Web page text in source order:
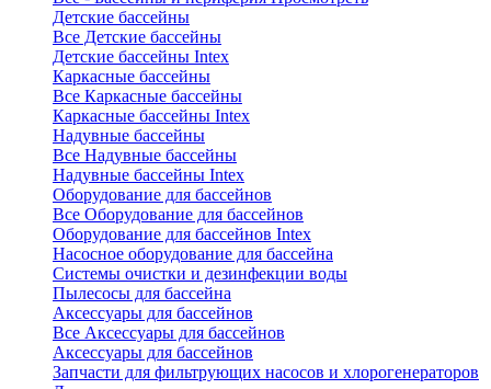
Детские бассейны
Все Детские бассейны
Детские бассейны Intex
Каркасные бассейны
Все Каркасные бассейны
Каркасные бассейны Intex
Надувные бассейны
Все Надувные бассейны
Надувные бассейны Intex
Оборудование для бассейнов
Все Оборудование для бассейнов
Оборудование для бассейнов Intex
Насосное оборудование для бассейна
Системы очистки и дезинфекции воды
Пылесосы для бассейна
Аксессуары для бассейнов
Все Аксессуары для бассейнов
Аксессуары для бассейнов
Запчасти для фильтрующих насосов и хлорогенераторов